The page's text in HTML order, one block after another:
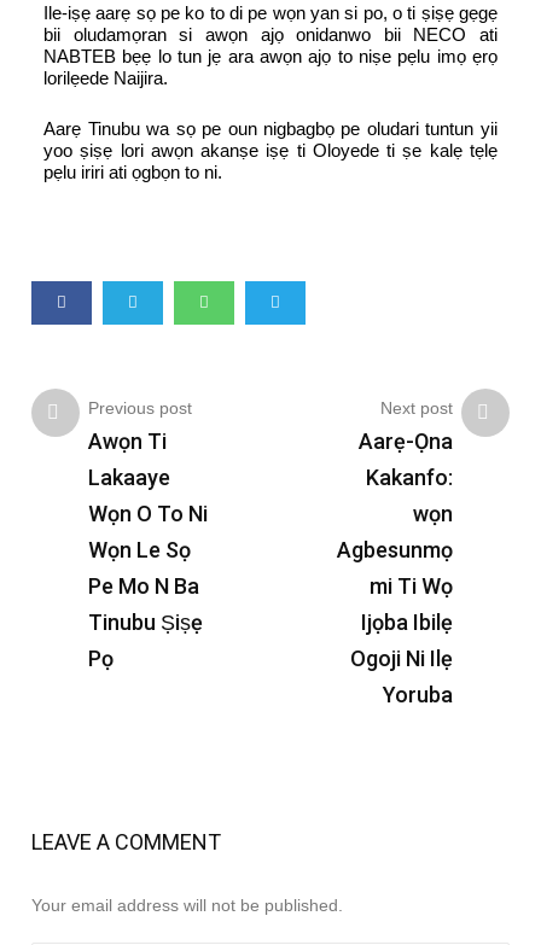
Ile-iṣẹ aarẹ sọ pe ko to di pe wọn yan si po, o ti ṣiṣẹ gẹgẹ
bii oludamọran si awọn ajọ onidanwo bii NECO ati
NABTEB bẹẹ lo tun jẹ ara awọn ajọ to niṣe pẹlu imọ ẹrọ
lorilẹede Naijira.
Aarẹ Tinubu wa sọ pe oun nigbagbọ pe oludari tuntun yii
yoo ṣiṣẹ lori awọn akanṣe iṣẹ ti Oloyede ti ṣe kalẹ tẹlẹ
pẹlu iriri ati ọgbọn to ni.
Previous post
Awọn Ti
Lakaaye
Wọn O To Ni
Wọn Le Sọ
Pe Mo N Ba
Tinubu Ṣiṣẹ
Pọ
Next post
Aarẹ-Ọna
Kakanfo:
wọn
Agbesunmọ
mi Ti Wọ
Ijọba Ibilẹ
Ogoji Ni Ilẹ
Yoruba
LEAVE A COMMENT
Your email address will not be published.